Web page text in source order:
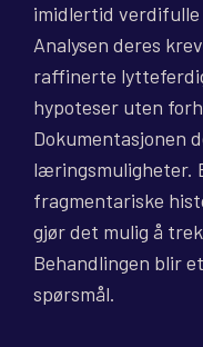
imidlertid verdifulle
Analysen deres
raffinerte
hypoteser uten
Dokumentasjonen
læringsmuligheter.
fragmentariske
gjør det mulig å
Behandlingen blir
spørsmål.